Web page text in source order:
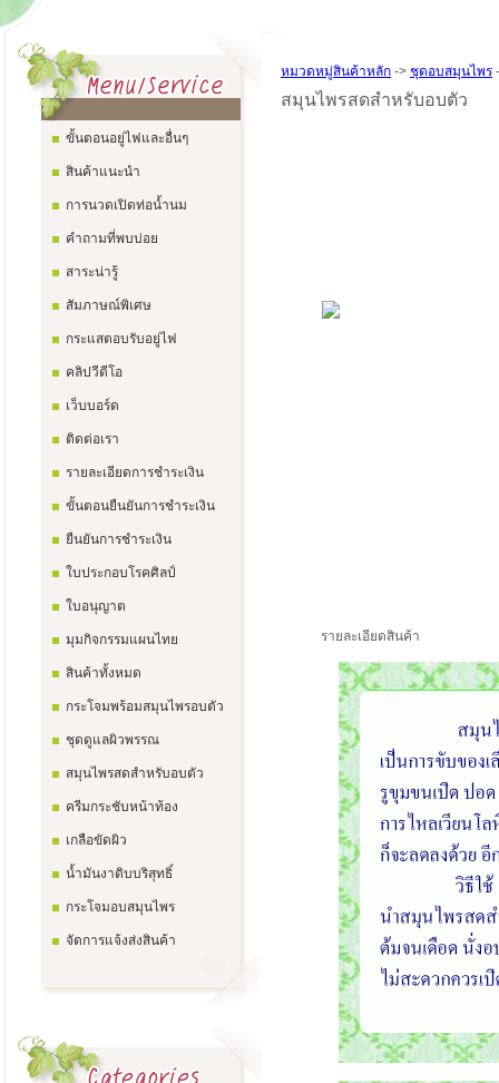
ขั้นตอนอยู่ไฟและอื่นๆ
สินค้าแนะนำ
การนวดเปิดท่อน้ำนม
คำถามที่พบบ่อย
สาระน่ารู้
สัมภาษณ์พิเศษ
กระแสตอบรับอยู่ไฟ
คลิปวีดีโอ
เว็บบอร์ด
ติดต่อเรา
รายละเอียดการชำระเงิน
ขั้นตอนยืนยันการชำระเงิน
ยืนยันการชำระเงิน
ใบประกอบโรคศิลป์
ใบอนุญาต
มุมกิจกรรมแผนไทย
สินค้าทั้งหมด
กระโจมพร้อมสมุนไพรอบตัว
ชุดดูแลผิวพรรณ
สมุนไพรสดสำหรับอบตัว
ครีมกระชับหน้าท้อง
เกลือขัดผิว
น้ำมันงาดิบบริสุทธิ์
กระโจมอบสมุนไพร
จัดการแจ้งส่งสินค้า
หมวดหมู่สินค้าหลัก -> ชุดอบสมุนไพร
สมุนไพรสดสำหรับอบตัว
รายละเอียดสินค้า